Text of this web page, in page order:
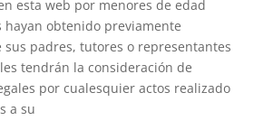
esta web por menores de edad
hayan obtenido previamente
sus padres, tutores o representantes
tendrán la consideración de
por cualesquier actos realizado
a su